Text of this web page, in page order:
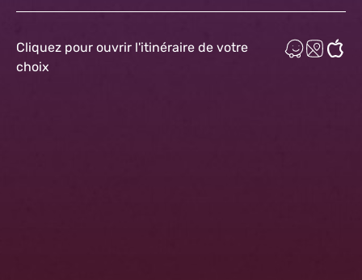
Cliquez pour ouvrir l'itinéraire de votre
choix